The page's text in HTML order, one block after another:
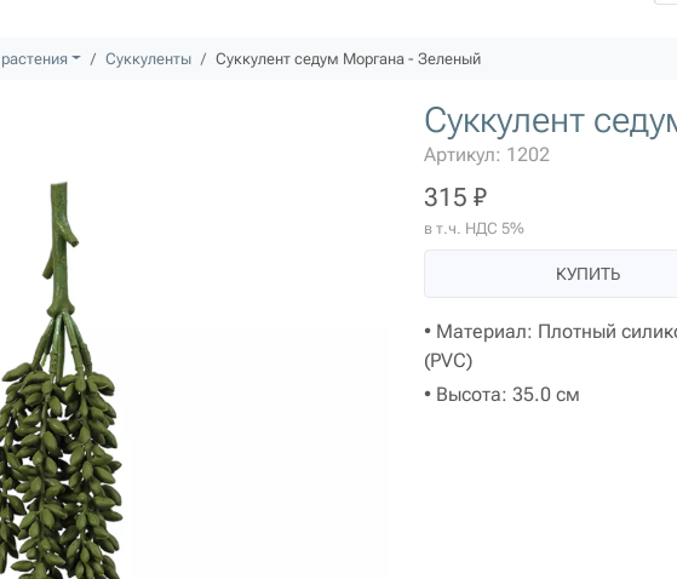
Суккуленты Суккулент седум Моргана - Зеленый
Суккулент
Артикул: 1202
315 ₽
в т.ч. НДС 5%
КУПИТЬ
• Материал: Плотный
(PVC)
• Высота: 35.0 см